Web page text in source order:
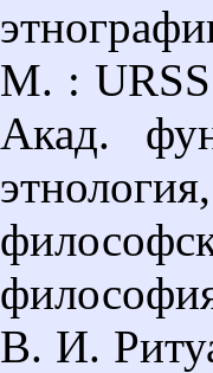
М. :
Акад.
В. И.